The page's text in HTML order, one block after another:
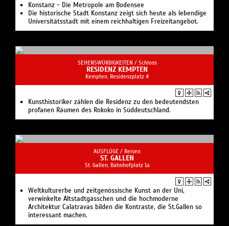
Konstanz - Die Metropole am Bodensee
Die historische Stadt Konstanz zeigt sich heute als lebendige
Universitätsstadt mit einem reichhaltigen Freizeitangebot.
SEHENSWÜRDIGKEITEN / Schloss
RESIDENZ KEMPTEN
Kempten, Residenzplatz 4
Kunsthistoriker zählen die Residenz zu den bedeutendsten
profanen Räumen des Rokoko in Süddeutschland.
AUSFLÜGE / Reisen
ST. GALLEN
St. Gallen, Bahnhofplatz 1a
Weltkulturerbe und zeitgenössische Kunst an der Uni,
verwinkelte Altstadtgässchen und die hochmoderne
Architektur Calatravas bilden die Kontraste, die St.Gallen so
interessant machen.